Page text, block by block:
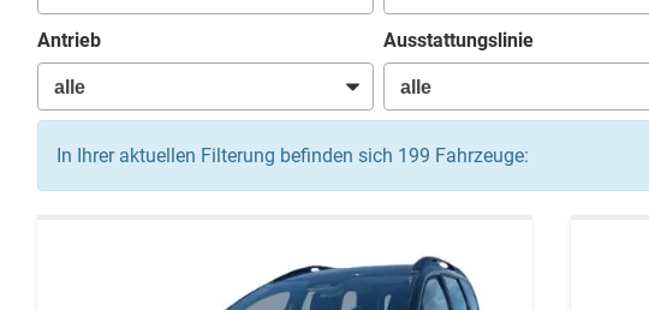
Antrieb Ausstattungslinie
In Ihrer aktuellen Filterung befinden sich 199 Fahrzeuge: